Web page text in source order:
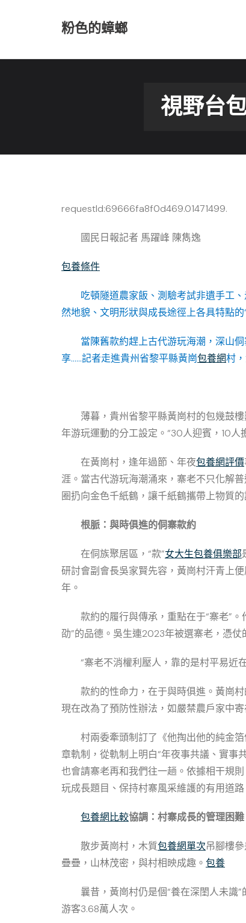
粉色的蟑螂
視野台
requestId:69666fa8f0d469.01471499.
國民日報記者 馬躍峰 陳雋逸
包養條件
吃頓隧道農家飯、測驗考試非遺手工
然地貌、文明形狀與成長途徑上各具特點
當陳舊款約趕上古代游玩海潮，深山
享……記者走進貴州省黎平縣黃崗包養網村
薄暮，貴州省黎平縣黃崗村的包幾鼓
年游玩運動的分工設定。“30人迎賓，10人
在黃崗村，逢年過節、年夜包養網評價
涯。當古代游玩海潮涌來，寨老不只化解
圈扔向金色千紙鶴，讓千紙鶴攜帶上物質
根脈：與時俱進的侗寨款約
在侗族聚居區，“款”女大生包養俱樂部
研討會副會長吳家賢先容，黃崗村汗青上
年。
款約的履行與傳承，重點在于“寨老”
劭”的品德。吳生連2023年被選寨老，憑
“寨老不消權利壓人，靠的是村平易近
款約的性命力，在于與時俱進。黃崗
現在改為了預防性辦法，如嚴禁農戶家中
村兩委牽頭制訂了《他掏出他的純金
章軌制，從軌制上明白“年夜事共議、實事
也會請寨老再和我們往一趟。依據相干規
玩成長題目、保持村寨風采維護的有用道路
包養網比較協調：村寨成長的管理困難
散步黃崗村，木質包養網單次吊腳樓
疊疊，山林茂密，與村相映成趣。 包養
曩昔，黃崗村仍是個“養在深閨人未識
游客3.68萬人次。